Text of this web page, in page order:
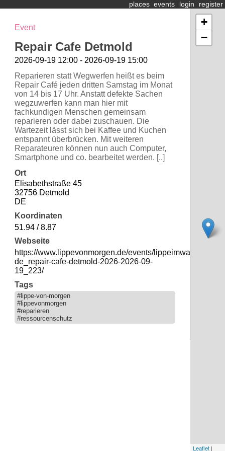
places events login register
Event
Repair Cafe Detmold
2026-09-19 12:00 - 2026-09-19 15:00
Reparieren statt Wegwerfen heißt es beim
Repair Café jeden dritten Samstag im Monat
von 14 bis 17 Uhr. Anstatt defekte Sachen
wegzuwerfen kann man hier mit
fachkundigen Menschen gemeinsam
reparieren oder dabei zuschauen. Die
Wartezeit lässt sich bei Kaffee und Kuchen
entspannt überbrücken. Mit weiteren
Reparateuren können nun auch Computer,
Smartphone und co. bearbeitet werden. [..]
Ort
Elisabethstraße 45
32756 Detmold
DE
Koordinaten
51.94 / 8.87
Webseite
https://www.lippevonmorgen.de/events/lippeimwandel-
de_repair-cafe-detmold-2026-2026-09-
19_223/
Tags
#lippe-von-morgen
#lippevonmorgen
#reparieren
#ressourcenschutz
+
−
Leaflet|